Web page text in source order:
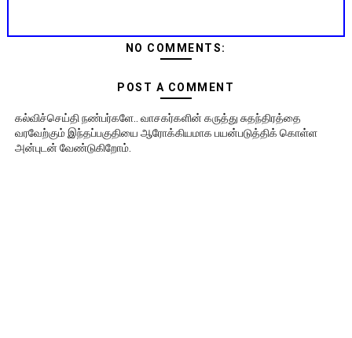
NO COMMENTS:
POST A COMMENT
கல்விச்செய்தி நண்பர்களே.. வாசகர்களின் கருத்து சுதந்திரத்தை
வரவேற்கும் இந்தப்பகுதியை ஆரோக்கியமாக பயன்படுத்திக் கொள்ள
அன்புடன் வேண்டுகிறோம்.